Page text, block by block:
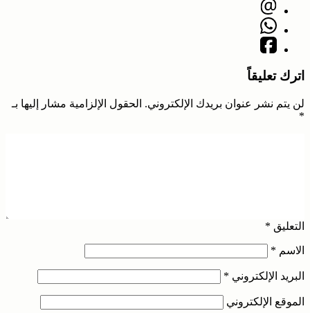
اترك تعليقاً
لن يتم نشر عنوان بريدك الإلكتروني. الحقول الإلزامية مشار إليها بـ
*
التعليق *
الاسم *
البريد الإلكتروني *
الموقع الإلكتروني